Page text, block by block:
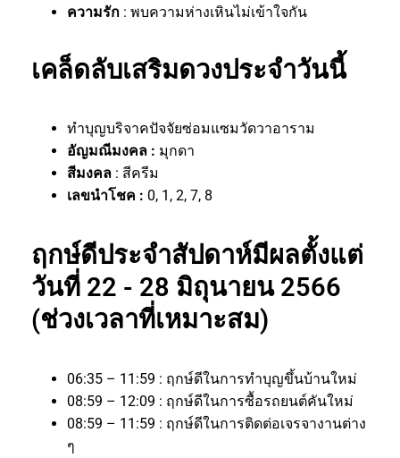
ความรัก : พบความห่างเหินไม่เข้าใจกัน
เคล็ดลับเสริมดวงประจำวันนี้
ทำบุญบริจาคปัจจัยซ่อมแซมวัดวาอาราม
อัญมณีมงคล : มุกดา
สีมงคล : สีครีม
เลขนำโชค : 0, 1, 2, 7, 8
ฤกษ์ดีประจำสัปดาห์มีผลตั้งแต่
วันที่ 22 - 28 มิถุนายน 2566
(ช่วงเวลาที่เหมาะสม)
06:35 – 11:59 : ฤกษ์ดีในการทำบุญขึ้นบ้านใหม่
08:59 – 12:09 : ฤกษ์ดีในการซื้อรถยนต์คันใหม่
08:59 – 11:59 : ฤกษ์ดีในการติดต่อเจรจางานต่าง
ๆ